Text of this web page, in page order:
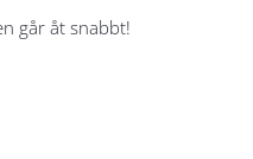
går åt snabbt!